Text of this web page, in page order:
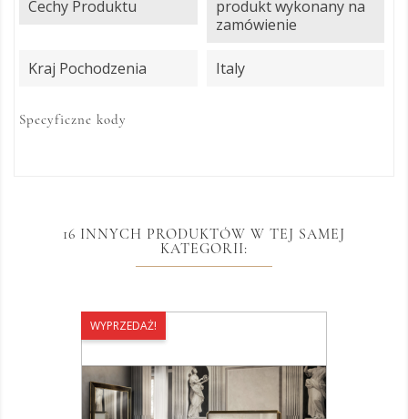
Cechy Produktu
produkt wykonany na
zamówienie
Kraj Pochodzenia Italy
Specyficzne kody
16 INNYCH PRODUKTÓW W TEJ SAMEJ
KATEGORII:
WYPRZEDAŻ!